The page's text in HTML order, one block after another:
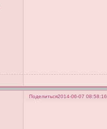
Поделиться2014-06-07 08:58:16